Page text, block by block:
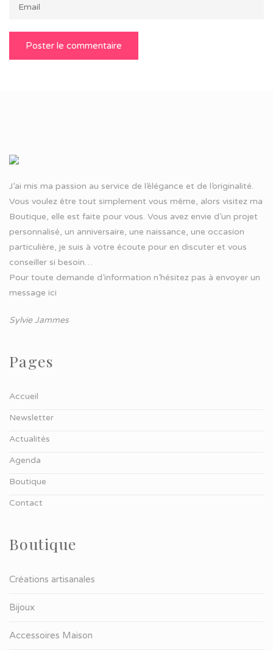
J’ai mis ma passion au service de l’élégance et de l’originalité.
Vous voulez être tout simplement vous même, alors visitez ma
Boutique, elle est faite pour vous. Vous avez envie d’un projet
personnalisé, un anniversaire, une naissance, une occasion
particulière, je suis à votre écoute pour en discuter et vous
conseiller si besoin…
Pour toute demande d’information n’hésitez pas à envoyer un
message ici
Sylvie Jammes
Pages
Accueil
Newsletter
Actualités
Agenda
Boutique
Contact
Boutique
Créations artisanales
Bijoux
Accessoires Maison